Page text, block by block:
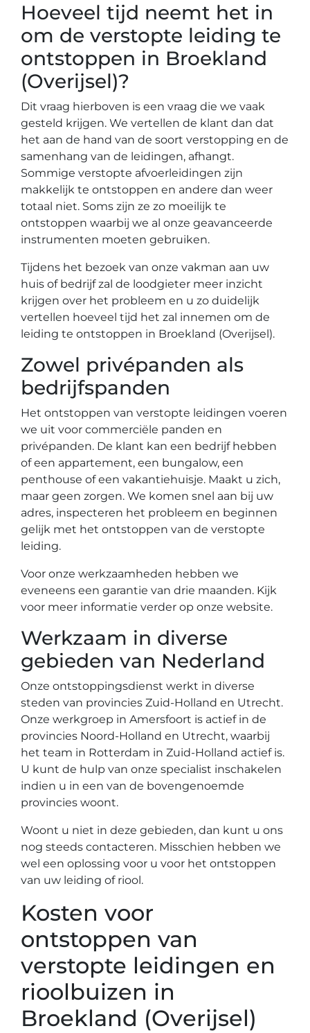
Hoeveel tijd neemt het in
om de verstopte leiding te
ontstoppen in Broekland
(Overijsel)?
Dit vraag hierboven is een vraag die we vaak
gesteld krijgen. We vertellen de klant dan dat
het aan de hand van de soort verstopping en de
samenhang van de leidingen, afhangt.
Sommige verstopte afvoerleidingen zijn
makkelijk te ontstoppen en andere dan weer
totaal niet. Soms zijn ze zo moeilijk te
ontstoppen waarbij we al onze geavanceerde
instrumenten moeten gebruiken.
Tijdens het bezoek van onze vakman aan uw
huis of bedrijf zal de loodgieter meer inzicht
krijgen over het probleem en u zo duidelijk
vertellen hoeveel tijd het zal innemen om de
leiding te ontstoppen in Broekland (Overijsel).
Zowel privépanden als
bedrijfspanden
Het ontstoppen van verstopte leidingen voeren
we uit voor commerciële panden en
privépanden. De klant kan een bedrijf hebben
of een appartement, een bungalow, een
penthouse of een vakantiehuisje. Maakt u zich,
maar geen zorgen. We komen snel aan bij uw
adres, inspecteren het probleem en beginnen
gelijk met het ontstoppen van de verstopte
leiding.
Voor onze werkzaamheden hebben we
eveneens een garantie van drie maanden. Kijk
voor meer informatie verder op onze website.
Werkzaam in diverse
gebieden van Nederland
Onze ontstoppingsdienst werkt in diverse
steden van provincies Zuid-Holland en Utrecht.
Onze werkgroep in Amersfoort is actief in de
provincies Noord-Holland en Utrecht, waarbij
het team in Rotterdam in Zuid-Holland actief is.
U kunt de hulp van onze specialist inschakelen
indien u in een van de bovengenoemde
provincies woont.
Woont u niet in deze gebieden, dan kunt u ons
nog steeds contacteren. Misschien hebben we
wel een oplossing voor u voor het ontstoppen
van uw leiding of riool.
Kosten voor
ontstoppen van
verstopte leidingen en
rioolbuizen in
Broekland (Overijsel)